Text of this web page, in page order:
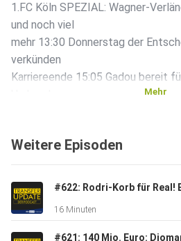
1.FC Köln SPEZIAL: Wagner-
und noch viel
mehr 13:30 Donnerstag der
verkünden
Karriereende 15:05 Gadou bereit
19:15 Das ist David Affengruber
Petition für Mbappe Abgang 23:15
Wunschkandidat bei
Chelsea 23:45 Gruda-Leihe
24:55
Mehr
Weitere Episoden
16 Minuten